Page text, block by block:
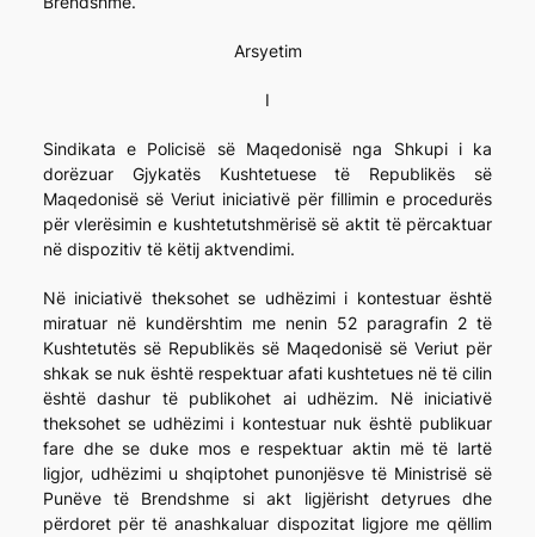
Arsyetim
I
Sindikata e Policisë së Maqedonisë nga Shkupi i ka
dorëzuar Gjykatës Kushtetuese të Republikës së
Maqedonisë së Veriut iniciativë për fillimin e procedurës
për vlerësimin e kushtetutshmërisë së aktit të përcaktuar
në dispozitiv të këtij aktvendimi.
Në iniciativë theksohet se udhëzimi i kontestuar është
miratuar në kundërshtim me nenin 52 paragrafin 2 të
Kushtetutës së Republikës së Maqedonisë së Veriut për
shkak se nuk është respektuar afati kushtetues në të cilin
është dashur të publikohet ai udhëzim. Në iniciativë
theksohet se udhëzimi i kontestuar nuk është publikuar
fare dhe se duke mos e respektuar aktin më të lartë
ligjor, udhëzimi u shqiptohet punonjësve të Ministrisë së
Punëve të Brendshme si akt ligjërisht detyrues dhe
përdoret për të anashkaluar dispozitat ligjore me qëllim